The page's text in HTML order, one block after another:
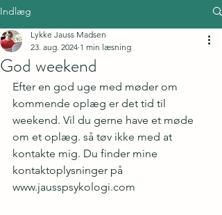
jausspsykologi@gmail.com
+4520939767
Indlæg
God weekend
Lykke Jauss Madsen
23. aug. 2024 1 min læsning
Efter en god uge med møder om
kommende oplæg er det tid til
weekend. Vil du gerne have et møde
om et oplæg. så tøv ikke med at
kontakte mig. Du finder mine
kontaktoplysninger på
www.jausspsykologi.com